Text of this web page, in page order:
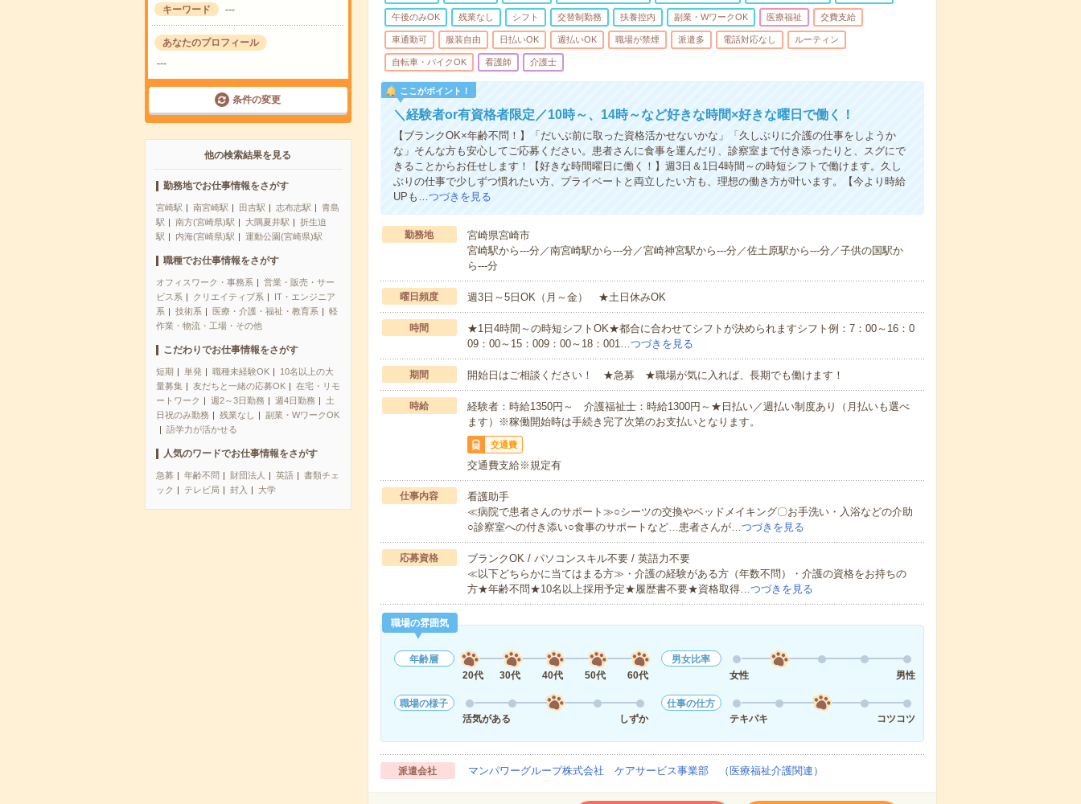
キーワード ---
あなたのプロフィール
---
条件の変更
他の検索結果を見る
勤務地でお仕事情報をさがす
宮崎駅 南宮崎駅 田吉駅 志布志駅
青島
駅
南方(宮崎県)駅 大隅夏井駅
折生迫
駅
内海(宮崎県)駅 運動公園(宮崎県)駅
職種でお仕事情報をさがす
オフィスワーク・事務系
営業・販売・サー
ビス系
クリエイティブ系
IT・エンジニア
系
技術系 医療・介護・福祉・教育系
軽
作業・物流・工場・その他
こだわりでお仕事情報をさがす
短期 単発 職種未経験OK
10名以上の大
量募集
友だちと一緒の応募OK
在宅・リモ
ートワーク
週2～3日勤務 週4日勤務
土
日祝のみ勤務
残業なし
副業・WワークOK
語学力が活かせる
人気のワードでお仕事情報をさがす
急募 年齢不問 財団法人 英語
書類チェ
ック
テレビ局 封入 大学
午後のみOK 残業なし シフト 交替制勤務 扶養控内 副業・WワークOK 医療福祉 交費支給
車通勤可 服装自由 日払いOK 週払いOK 職場が禁煙 派遣多 電話対応なし ルーティン
自転車・バイクOK 看護師 介護士
ここがポイント！
＼経験者or有資格者限定／10時～、14時～など好きな時間×好きな曜日で働く！
【ブランクOK×年齢不問！】「だいぶ前に取った資格活かせないかな」「久しぶりに介護の仕事をしようか
な」そんな方も安心してご応募ください。患者さんに食事を運んだり、診察室まで付き添ったりと、スグにで
きることからお任せします！【好きな時間曜日に働く！】週3日＆1日4時間～の時短シフトで働けます。久し
ぶりの仕事で少しずつ慣れたい方、プライベートと両立したい方も、理想の働き方が叶います。【今より時給
UPも…つづきを見る
勤務地
宮崎県宮崎市
宮崎駅から---分／南宮崎駅から---分／宮崎神宮駅から---分／佐土原駅から---分／子供の国駅か
ら---分
曜日頻度 週3日～5日OK（月～金） ★土日休みOK
時間
★1日4時間～の時短シフトOK★都合に合わせてシフトが決められますシフト例：7：00～16：0
09：00～15：009：00～18：001…つづきを見る
期間 開始日はご相談ください！ ★急募 ★職場が気に入れば、長期でも働けます！
時給
経験者：時給1350円～ 介護福祉士：時給1300円～★日払い／週払い制度あり（月払いも選べ
ます）※稼働開始時は手続き完了次第のお支払いとなります。
交通費
交通費支給※規定有
仕事内容
看護助手
≪病院で患者さんのサポート≫○シーツの交換やベッドメイキング〇お手洗い・入浴などの介助
○診察室への付き添い○食事のサポートなど…患者さんが…つづきを見る
応募資格
ブランクOK / パソコンスキル不要 / 英語力不要
≪以下どちらかに当てはまる方≫・介護の経験がある方（年数不問）・介護の資格をお持ちの
方★年齢不問★10名以上採用予定★履歴書不要★資格取得…つづきを見る
職場の雰囲気
年齢層
20代
30代 40代 50代 60代
男女比率
女性
男性
職場の様子
活気がある
しずか
仕事の仕方
テキパキ
コツコツ
派遣会社 マンパワーグループ株式会社 ケアサービス事業部 （医療福祉介護関連）